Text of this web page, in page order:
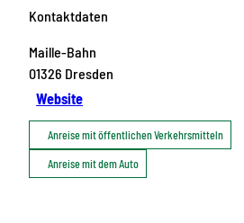
Kontaktdaten
Maille-Bahn
01326 Dresden
Website
Anreise mit öffentlichen Verkehrsmitteln
Anreise mit dem Auto